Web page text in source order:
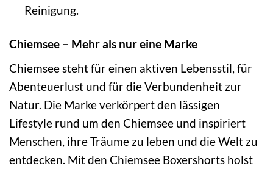
Reinigung.
Chiemsee – Mehr als nur eine Marke
Chiemsee steht für einen aktiven Lebensstil, für
Abenteuerlust und für die Verbundenheit zur
Natur. Die Marke verkörpert den lässigen
Lifestyle rund um den Chiemsee und inspiriert
Menschen, ihre Träume zu leben und die Welt zu
entdecken. Mit den Chiemsee Boxershorts holst